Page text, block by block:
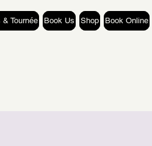
Tournée Book Us Shop Book Online